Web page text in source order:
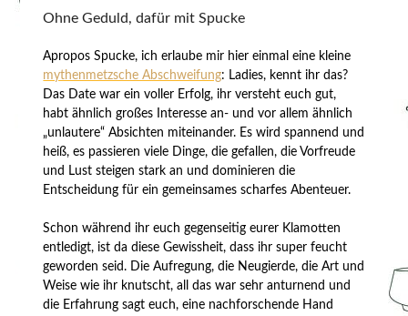
Ohne Geduld, dafür mit Spucke
Apropos Spucke, ich erlaube mir hier einmal eine kleine
mythenmetzsche Abschweifung: Ladies, kennt ihr das?
Das Date war ein voller Erfolg, ihr versteht euch gut,
habt ähnlich großes Interesse an- und vor allem ähnlich
„unlautere“ Absichten miteinander. Es wird spannend und
heiß, es passieren viele Dinge, die gefallen, die Vorfreude
und Lust steigen stark an und dominieren die
Entscheidung für ein gemeinsames scharfes Abenteuer.
Schon während ihr euch gegenseitig eurer Klamotten
entledigt, ist da diese Gewissheit, dass ihr super feucht
geworden seid. Die Aufregung, die Neugierde, die Art und
Weise wie ihr knutscht, all das war sehr anturnend und
die Erfahrung sagt euch, eine nachforschende Hand